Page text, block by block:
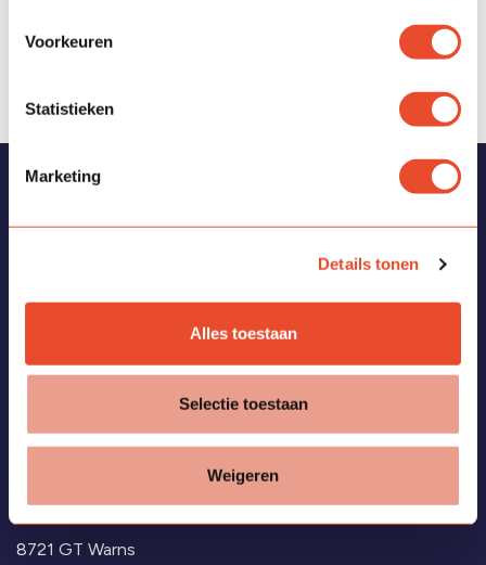
Voorkeuren
Statistieken
Marketing
Details tonen
Alles toestaan
Selectie toestaan
Weigeren
T
info.meiboom@kykscholen.nl
8721 GT Warns